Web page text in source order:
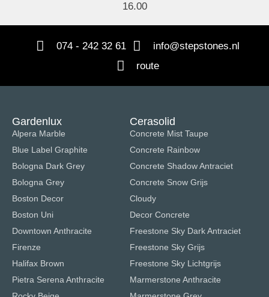
16.00
074 - 242 32 61
info@stepstones.nl
route
Gardenlux
Alpera Marble
Blue Label Graphite
Bologna Dark Grey
Bologna Grey
Boston Decor
Boston Uni
Downtown Anthracite
Firenze
Halifax Brown
Pietra Serena Anthracite
Cerasolid
Concrete Mist Taupe
Concrete Rainbow
Concrete Shadow Antraciet
Concrete Snow Grijs
Cloudy
Decor Concrete
Freestone Sky Dark Antraciet
Freestone Sky Grijs
Freestone Sky Lichtgrijs
Marmerstone Anthracite